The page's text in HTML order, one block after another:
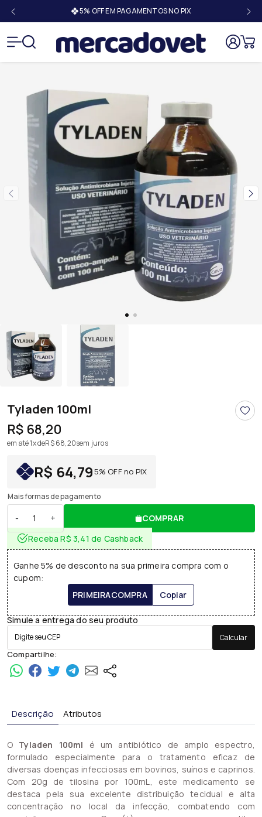
5% OFF EM PAGAMENTOS NO PIX
Tyladen 100ml
R$ 68,20
em até 1x deR$ 68,20sem juros
R$ 64,795% OFF no PIX
Mais formas de pagamento
- +
COMPRAR
Receba R$ 3,41 de Cashback
Ganhe 5% de desconto na sua primeira compra com o
cupom:
PRIMEIRACOMPRA
Copiar
Simule a entrega do seu produto
Calcular
Compartilhe:
Descrição Atributos
O Tyladen 100ml é um antibiótico de amplo espectro,
formulado especialmente para o tratamento eficaz de
diversas doenças infecciosas em bovinos, suínos e caprinos.
Com 20g de tilosina por 100mL, este medicamento se
destaca pela sua excelente distribuição tecidual e alta
concentração no local da infecção, combatendo com